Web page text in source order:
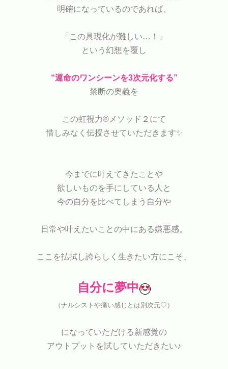
明確になっているのであれば、
「この具現化が難しい…！」
という幻想を覆し
“運命のワンシーンを3次元化する”
禁断の奥義を
この虹視力®︎メソッド２にて
惜しみなく伝授させていただきます✨
今までに叶えてきたことや
欲しいものを手にしている人と
今の自分を比べてしまう自分や
日常や叶えたいことの中にある嫌悪感。
ここを払拭し誇らしく生きたい方にこそ、
自分に夢中
（ナルシストや痛い感じとは別次元♡）
になっていただける新感覚の
アウトプットを試していただきたい♪